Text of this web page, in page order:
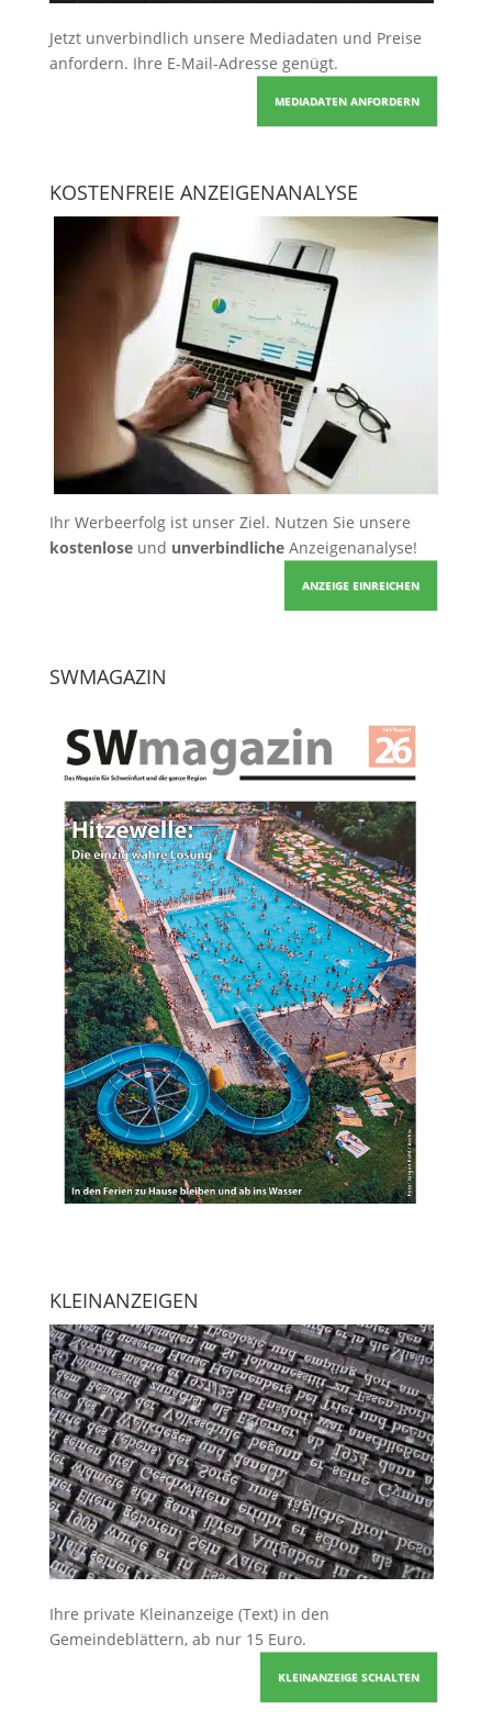
Jetzt unverbindlich unsere Mediadaten und Preise
anfordern. Ihre E-Mail-Adresse genügt.
MEDIADATEN ANFORDERN
KOSTENFREIE ANZEIGENANALYSE
Ihr Werbeerfolg ist unser Ziel. Nutzen Sie unsere
kostenloseund unverbindlicheAnzeigenanalyse!
ANZEIGE EINREICHEN
SWMAGAZIN
KLEINANZEIGEN
Ihre private Kleinanzeige (Text) in den
Gemeindeblättern, ab nur 15 Euro.
KLEINANZEIGE SCHALTEN